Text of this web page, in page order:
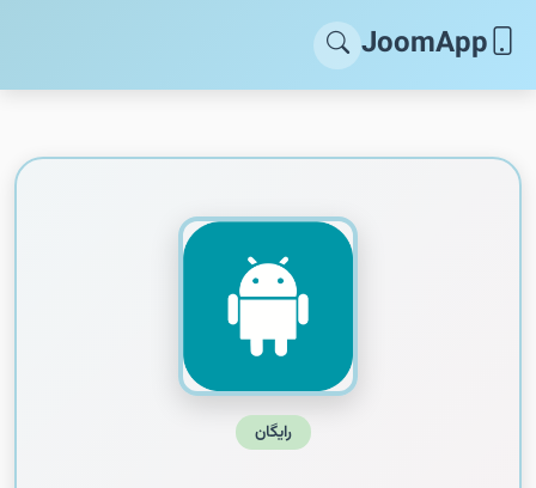
JoomApp
رایگان